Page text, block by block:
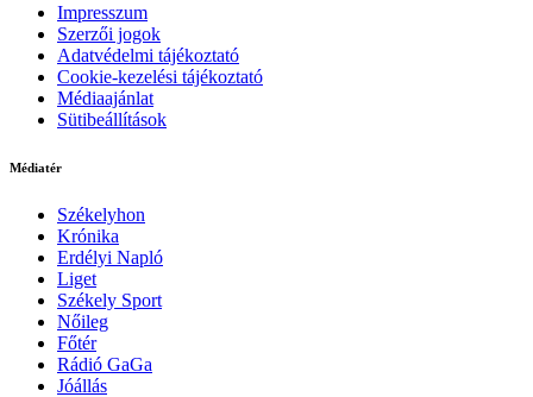
Impresszum
Szerzői jogok
Adatvédelmi tájékoztató
Cookie-kezelési tájékoztató
Médiaajánlat
Sütibeállítások
Médiatér
Székelyhon
Krónika
Erdélyi Napló
Liget
Székely Sport
Nőileg
Főtér
Rádió GaGa
Jóállás